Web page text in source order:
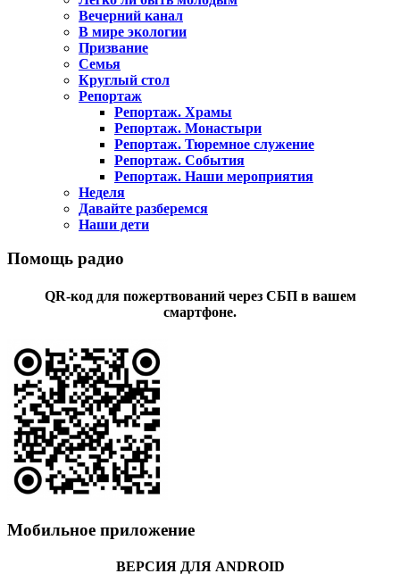
Вечерний канал
В мире экологии
Призвание
Семья
Круглый стол
Репортаж
Репортаж. Храмы
Репортаж. Монастыри
Репортаж. Тюремное служение
Репортаж. События
Репортаж. Наши мероприятия
Неделя
Давайте разберемся
Наши дети
Помощь радио
QR-код для пожертвований через СБП в вашем
смартфоне.
Мобильное приложение
ВЕРСИЯ ДЛЯ ANDROID